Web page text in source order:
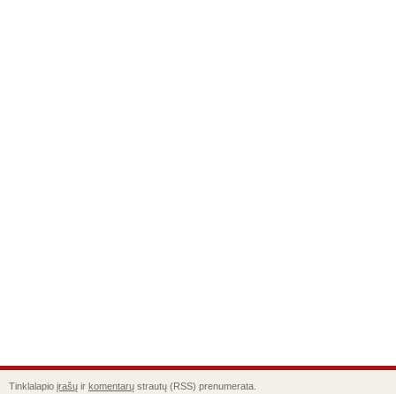
Tinklalapio įrašų ir komentarų strautų (RSS) prenumerata.